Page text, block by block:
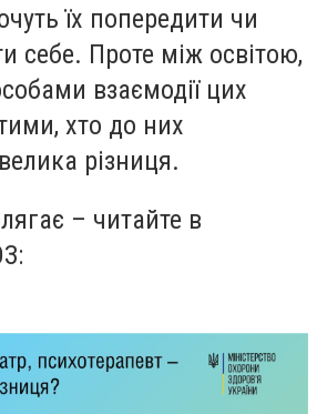
їх попередити чи
себе. Проте між освітою,
взаємодії цих
тими, хто до них
різниця.
– читайте в